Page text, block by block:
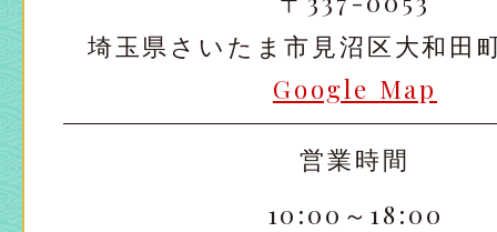
埼玉県さいたま市見沼区大和田
Google Map
営業時間
10:00～18:00